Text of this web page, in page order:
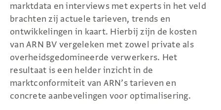
marktdata en interviews met experts in het veld
brachten zij actuele tarieven, trends en
ontwikkelingen in kaart. Hierbij zijn de kosten
van ARN BV vergeleken met zowel private als
overheidsgedomineerde verwerkers. Het
resultaat is een helder inzicht in de
marktconformiteit van ARN’s tarieven en
concrete aanbevelingen voor optimalisering.